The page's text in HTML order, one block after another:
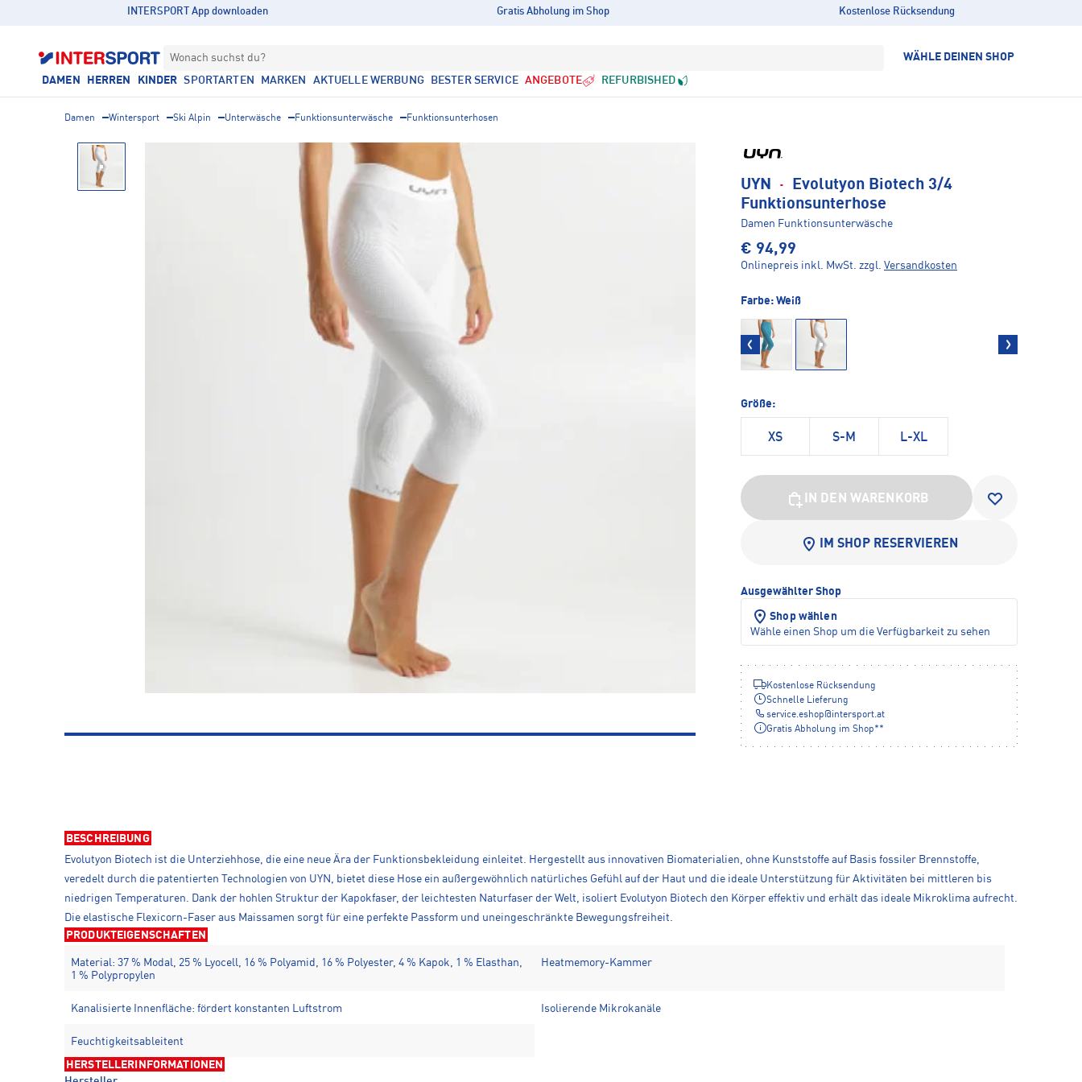
INTERSPORT App downloaden Gratis Abholung im Shop Kostenlose Rücksendung
Wonach suchst du? WÄHLE DEINEN SHOP
DAMEN HERREN KINDER SPORTARTEN MARKEN AKTUELLE WERBUNG BESTER SERVICE ANGEBOTE REFURBISHED
Damen Wintersport Ski Alpin Unterwäsche Funktionsunterwäsche Funktionsunterhosen
UYN · Evolutyon Biotech 3/4
Funktionsunterhose
Damen Funktionsunterwäsche
€ 94,99
Onlinepreis inkl. MwSt. zzgl. Versandkosten
Farbe: Weiß
Größe:
XS S-M L-XL
IN DEN WARENKORB
IM SHOP RESERVIEREN
Ausgewählter Shop
Shop wählen
Wähle einen Shop um die Verfügbarkeit zu sehen
Kostenlose Rücksendung
Schnelle Lieferung
service.eshop@ intersport.at
Gratis Abholung im Shop**
BESCHREIBUNG
Evolutyon Biotech ist die Unterziehhose, die eine neue Ära der Funktionsbekleidung einleitet. Hergestellt aus innovativen Biomaterialien, ohne Kunststoffe auf Basis fossiler Brennstoffe,
veredelt durch die patentierten Technologien von UYN, bietet diese Hose ein außergewöhnlich natürliches Gefühl auf der Haut und die ideale Unterstützung für Aktivitäten bei mittleren bis
niedrigen Temperaturen. Dank der hohlen Struktur der Kapokfaser, der leichtesten Naturfaser der Welt, isoliert Evolutyon Biotech den Körper effektiv und erhält das ideale Mikroklima aufrecht.
Die elastische Flexicorn-Faser aus Maissamen sorgt für eine perfekte Passform und uneingeschränkte Bewegungsfreiheit.
PRODUKTEIGENSCHAFTEN
Material: 37 % Modal, 25 % Lyocell, 16 % Polyamid, 16 % Polyester, 4 % Kapok, 1 % Elasthan,
1 % Polypropylen
Heatmemory-Kammer
Kanalisierte Innenfläche: fördert konstanten Luftstrom Isolierende Mikrokanäle
Feuchtigkeitsableitent
HERSTELLERINFORMATIONEN